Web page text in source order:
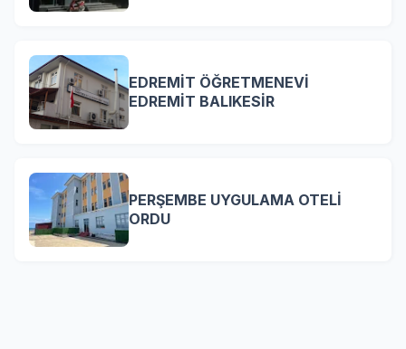
EDREMİT ÖĞRETMENEVİ
EDREMİT BALIKESİR
PERŞEMBE UYGULAMA OTELİ
ORDU